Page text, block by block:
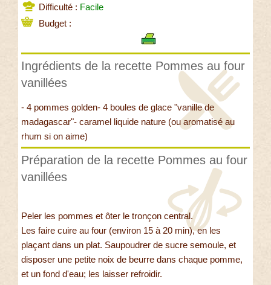
Difficulté : Facile
Budget :
Ingrédients de la recette Pommes au four
vanillées
- 4 pommes golden- 4 boules de glace "vanille de
madagascar"- caramel liquide nature (ou aromatisé au
rhum si on aime)
Préparation de la recette Pommes au four
vanillées
Peler les pommes et ôter le tronçon central.
Les faire cuire au four (environ 15 à 20 min), en les
plaçant dans un plat. Saupoudrer de sucre semoule, et
disposer une petite noix de beurre dans chaque pomme,
et un fond d'eau; les laisser refroidir.